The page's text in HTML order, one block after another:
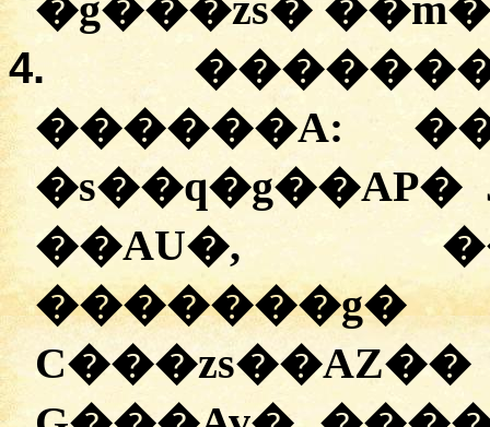
�g���zs�
4.
������A: �
�s��q�g��AP�
��AU�,